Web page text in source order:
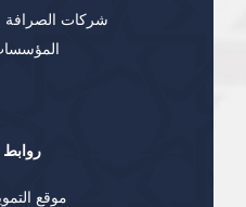
شركات الصرافة
موقع